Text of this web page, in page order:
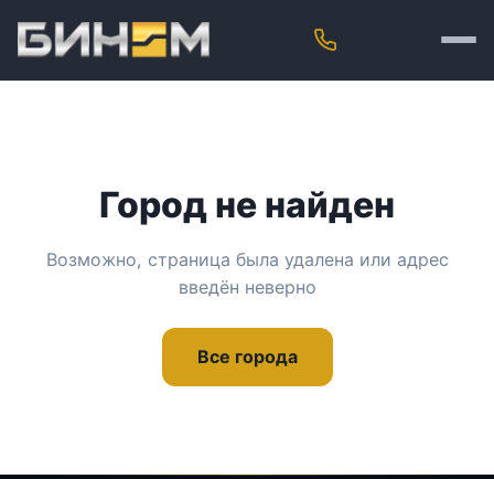
Город не найден
Возможно, страница была удалена или адрес
введён неверно
Все города